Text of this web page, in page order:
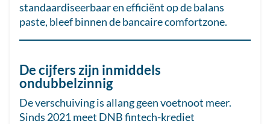
standaardiseerbaar en efficiënt op de balans
paste, bleef binnen de bancaire comfortzone.
De cijfers zijn inmiddels
ondubbelzinnig
De verschuiving is allang geen voetnoot meer.
Sinds 2021 meet DNB fintech-krediet